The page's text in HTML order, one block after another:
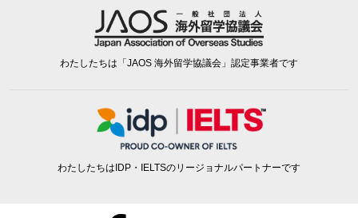
わたしたちは「JAOS 海外留学協議会」認定事業者です
わたしたちはIDP・IELTSのリージョナルパートナーです